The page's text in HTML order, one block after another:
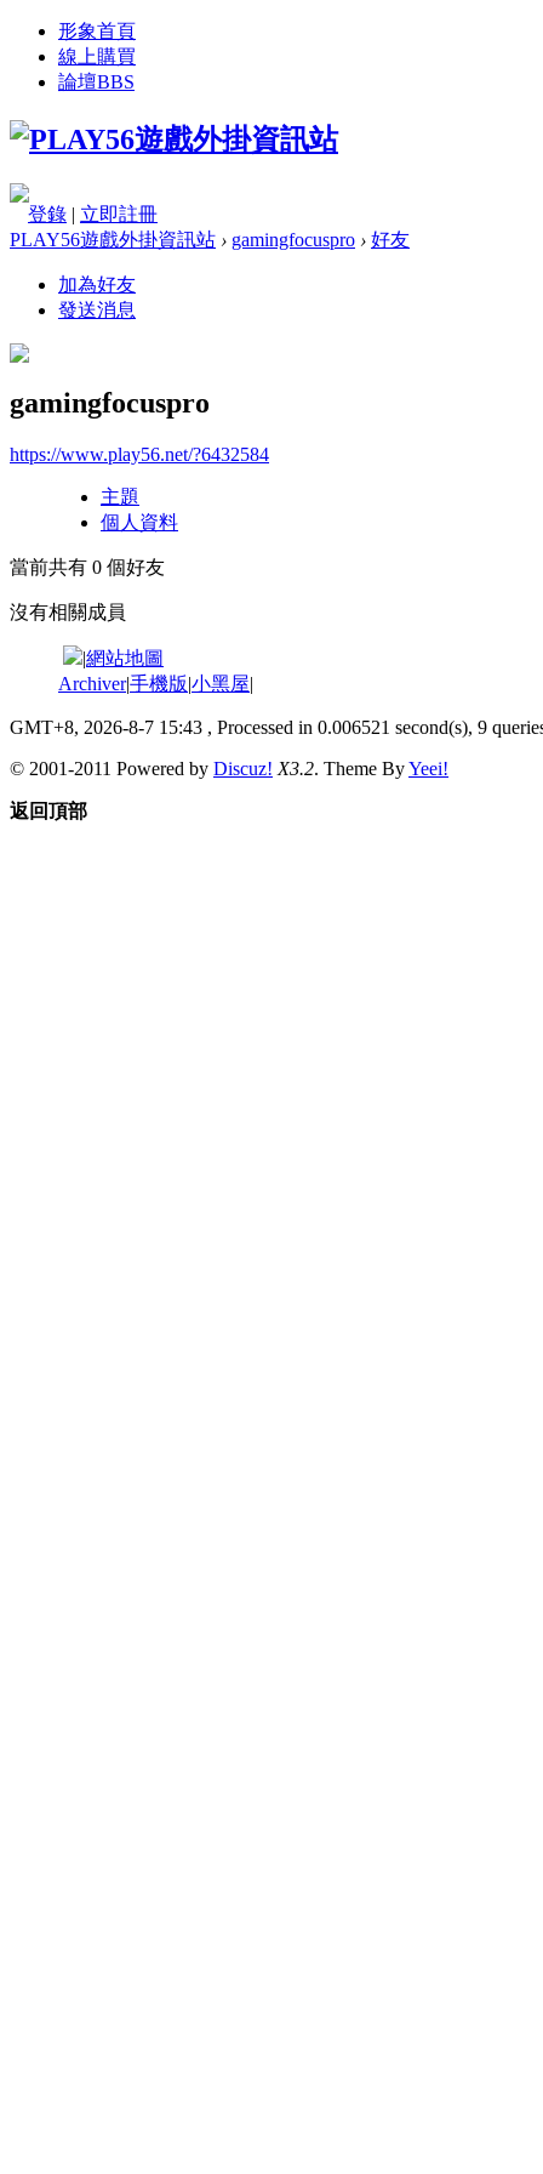
形象首頁
線上購買
論壇BBS
登錄 | 立即註冊
PLAY56遊戲外掛資訊站 › gamingfocuspro › 好友
加為好友
發送消息
gamingfocuspro
https://www.play56.net/?6432584
主題
個人資料
當前共有 0 個好友
沒有相關成員
|網站地圖
Archiver|手機版|小黑屋|
GMT+8, 2026-8-7 15:43 , Processed in 0.006521 second(s), 9
© 2001-2011 Powered by Discuz! X3.2. Theme ByYeei!
返回頂部